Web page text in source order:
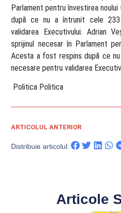
Parlament pentru învestirea
după ce nu a întrunit cele
validarea Executivului. Adrian
sprijinul necesar în Parlament
Acesta a fost respins după ce
necesare pentru validarea
​ Politica Politica
ARTICOLUL ANTERIOR
Distribuie articolul:
Articole